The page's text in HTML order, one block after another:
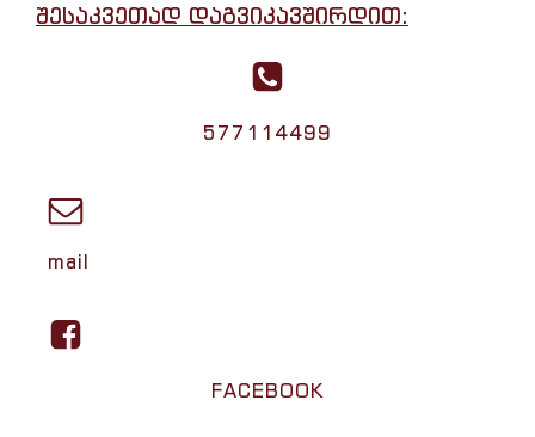
შესაკვეთად დაგვიკავშირდით:
577114499
mail
FACEBOOK